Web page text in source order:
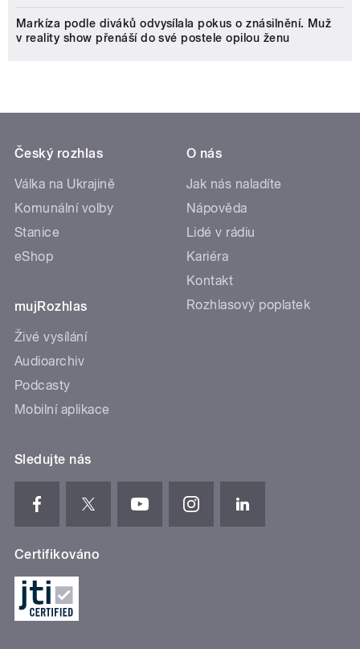
Markíza podle diváků odvysílala pokus o znásilnění. Muž
v reality show přenáší do své postele opilou ženu
Český rozhlas
Válka na Ukrajině
Komunální volby
Stanice
eShop
mujRozhlas
Živé vysílání
Audioarchiv
Podcasty
Mobilní aplikace
O nás
Jak nás naladíte
Nápověda
Lidé v rádiu
Kariéra
Kontakt
Rozhlasový poplatek
Sledujte nás
Certifikováno